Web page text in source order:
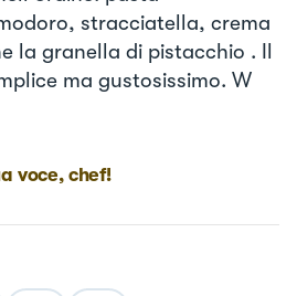
stracciatella, crema
la granella di pistacchio . Il
ma gustosissimo. W
voce, chef!